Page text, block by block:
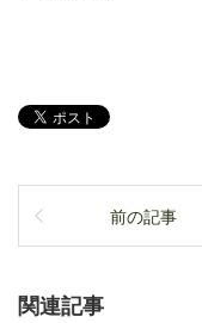
前の記事
関連記事